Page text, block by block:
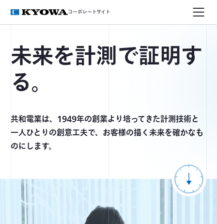
コーポレートサイト
未来を計測で証明す
る。
共和電業は、1949年の創業より培ってきた計測技術と
一人ひとりの創意工夫で、お客様の描く未来を確かなも
のにします。